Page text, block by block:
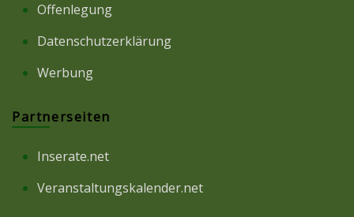
Offenlegung
Datenschutzerklärung
Werbung
Partnerseiten
Inserate.net
Veranstaltungskalender.net